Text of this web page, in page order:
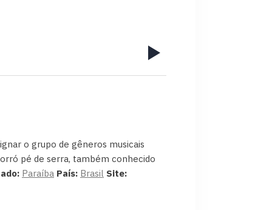
o grupo de gêneros musicais
pé de serra, também conhecido
Paraíba País: Brasil Site: